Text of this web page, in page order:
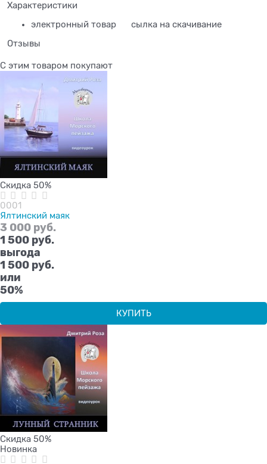
Характеристики
электронный товар
сылка на скачивание
Отзывы
С этим товаром покупают
Скидка 50%
0001
Ялтинский маяк
3 000 руб.
1 500 руб.
выгода
1 500 руб.
или
50%
КУПИТЬ
Скидка 50%
Новинка